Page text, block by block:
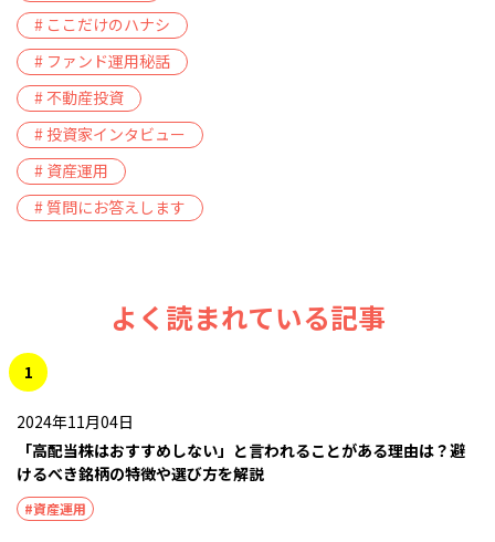
# ここだけのハナシ
# ファンド運用秘話
# 不動産投資
# 投資家インタビュー
# 資産運用
# 質問にお答えします
よく読まれている記事
1
2024年11月04日
「高配当株はおすすめしない」と言われることがある理由は？避
けるべき銘柄の特徴や選び方を解説
#資産運用